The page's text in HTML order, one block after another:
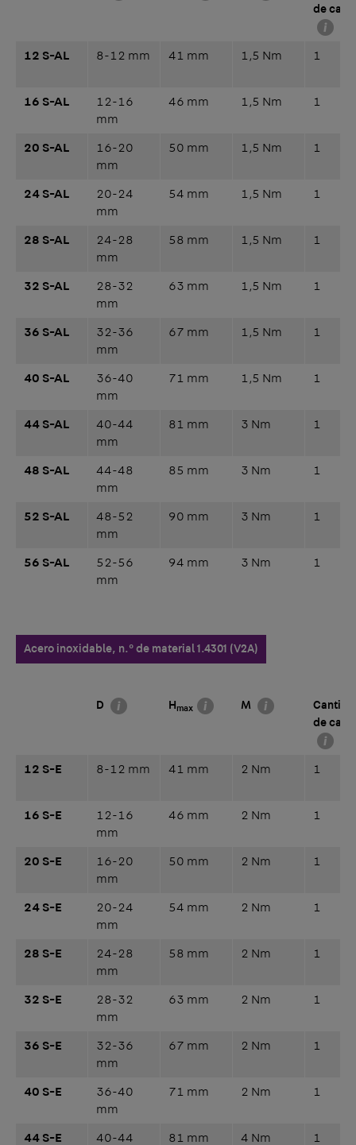
de
12 S-AL 8-12 mm 41 mm 1,5 Nm 1
16 S-AL
12-16
mm
46 mm 1,5 Nm 1
20 S-AL
16-20
mm
50 mm 1,5 Nm 1
24 S-AL
20-24
mm
54 mm 1,5 Nm 1
28 S-AL
24-28
mm
58 mm 1,5 Nm 1
32 S-AL
28-32
mm
63 mm 1,5 Nm 1
36 S-AL
32-36
mm
67 mm 1,5 Nm 1
40 S-AL
36-40
mm
71 mm 1,5 Nm 1
44 S-AL
40-44
mm
81 mm 3 Nm 1
48 S-AL
44-48
mm
85 mm 3 Nm 1
52 S-AL
48-52
mm
90 mm 3 Nm 1
56 S-AL
52-56
mm
94 mm 3 Nm 1
Acero inoxidable, n.° de material 1.4301 (V2A)
D H max M
de
12 S-E 8-12 mm 41 mm 2 Nm 1
16 S-E
12-16
mm
46 mm 2 Nm 1
20 S-E
16-20
mm
50 mm 2 Nm 1
24 S-E
20-24
mm
54 mm 2 Nm 1
28 S-E
24-28
mm
58 mm 2 Nm 1
32 S-E
28-32
mm
63 mm 2 Nm 1
36 S-E
32-36
mm
67 mm 2 Nm 1
40 S-E
36-40
mm
71 mm 2 Nm 1
44 S-E
40-44
81 mm 4 Nm 1